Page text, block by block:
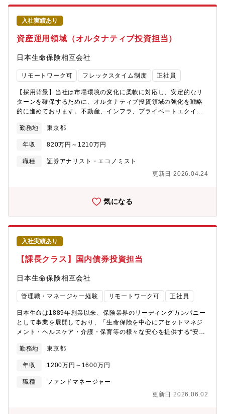
ならず、希望や適性等に応じた幅広いキャリアパスもございま
す。＜業務例＞・社債発行体の信用力評価・社内レーティングの
付与・証券化商品（CLO等）の信用力評価・社内レーティングの
付与・投資先企業のモニタリング・クレジット投資に係る社内外
レポーティング 【組織概要】・クレジット投資部：42名
（2025年4月現在）【求人の特徴・魅力】・幅広い運用資産に関
して、高い専門性を身に付けることが可能であり、将来的に資産
運用領域で幅広いキャリア形成が可能です。【企業魅力】■安定し
た事業基盤 日系最大手の保険会社として、盤石な事業基盤を保
有。 更なる成長戦略として、国内保険市場の深耕、グループ事
業の強化・多角化、 運用力強化・事業効率化に取り組んでお
り、更なる事業成長に向け、積極的な 中途採用を行っておりま
や、 充実の休暇制度、フレックスタイム制度や在宅勤務等、
数13.8年（男性17.2年/女性12.3年）■やりがいのある環境社内プ
ロジェクトも多数動いており、若手が主担当を担うことも多く、
入社実績あり
資産運用領域（オルタナティブ投資担当）
日本生命保険相互会社
リモートワーク可 フレックスタイム制度 正社員
【採用背景】当社は市場環境の変化に柔軟に対応し、安定的なリ
ターンを確保するために、オルタナティブ投資領域の強化を戦略
的に進めております。不動産、インフラ、プライベートエクイテ
実務経験、当社オルタナティブ投資領域の拡大・高度化に貢献し
たい意欲を持つ人材を募集しております。【職務概要】・入社初
期はニッセイアセットマネジメント株式会社に出向していただ
き、金融投資部にて下記の業務を担当していただきます。・中長
ます。 ただし、資産運用部門のみならず、希望や適性等に応じ
ブ資産（不動産、インフラ、プライベートエクイティ、プライベ
ートクレジットなど）やデリバティブを活用した仕組商品に関す
る市場調査、投資機会の発掘・投資方針の策定、関係者との調整
協議や報告業務、投資家（日本生命およびグループ会社等）への
レポーティング・運用者やファンドのデューデリジェンス、評
価・選定およびモニタリング【組織概要】・金融投資部：40名
（2025年4月現在）【特徴・魅力】・生命保険という安定的な基
盤を持つ当社で、長期的視野に立った投資判断ができる環境があ
り、市場の短期変動に左右されない本質的な投資価値を追求でき
ます・オルタナティブ投資戦略の構築から実行まで幅広い経験を
積むことができ、専門性を高めながらキャリア形成が可能です
勤務地 東京都
年収 820万円～1210万円
職種
証券アナリスト・エコノミスト
更新日 2026.04.24
気になる
入社実績あり
【課長クラス】国内債券投資担当
日本生命保険相互会社
管理職・マネージャー経験 リモートワーク可 正社員
日本生命は1889年創業以来、保険業界のリーディングカンパニー
として事業を展開しており、「生命保険を中心にアセットマネジ
メント・ヘルスケア・介護・保育等の様々な安心を提供する“安心
掲げています。新中期経営計画（2024-2026）では、「中長期的
な成長角度の引き上げに向け、販売業績・新たな収益軸の拡大を
加速し、グループ経営を強力に推進する3年間」と位置づけ、各戦
略を推進するにあたり、組織を強化しています。【業務内容】■採
安定した資産運用を実現してきた高い信頼性を持つ会社です。当
勤務地 東京都
年収 1200万円～1600万円
職種
ファンドマネージャー
更新日 2026.06.02